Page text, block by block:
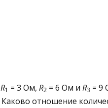
R1 = 3 Ом, R2 = 6 Ом и R3 = 9
отношение